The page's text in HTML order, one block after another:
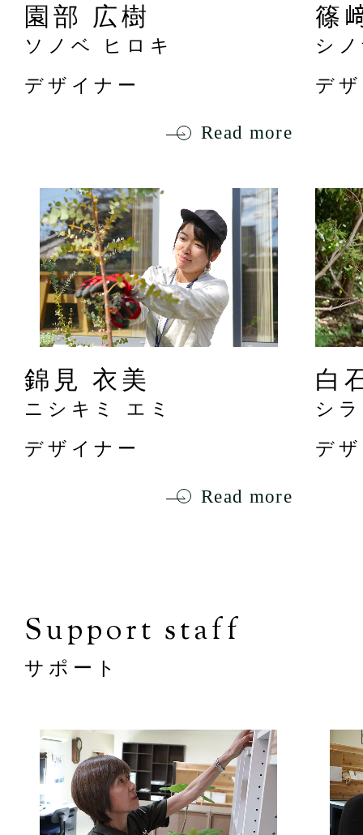
園部 広樹
ソノベ ヒロキ
デザイナー
Read more
篠
シ
デ
錦見 衣美
ニシキミ エミ
デザイナー
Read more
白
シ
デ
Support staff
サポート